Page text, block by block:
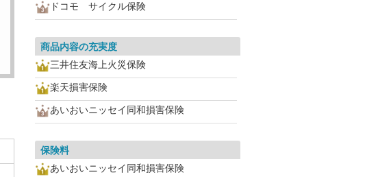
ドコモ サイクル保険
商品内容の充実度
三井住友海上火災保険
楽天損害保険
あいおいニッセイ同和損害保険
保険料
あいおいニッセイ同和損害保険